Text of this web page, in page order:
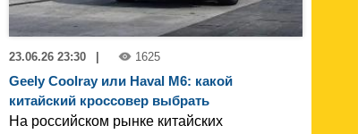
23.06.26 23:30 1625
Geely Coolray или Haval M6: какой
китайский кроссовер выбрать
На российском рынке китайских